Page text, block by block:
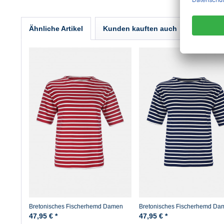
Ähnliche Artikel Kunden kauften auch
Bretonisches Fischerhemd Damen
Kurzarm - rot/weissgestreift
47,95 € *
Bretonisches Fischerhemd
Kurzarm - blau/ecrugestreift
47,95 € *